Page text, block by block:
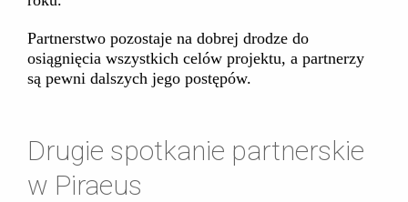
Partnerstwo pozostaje na dobrej drodze do
osiągnięcia wszystkich celów projektu, a partnerzy
są pewni dalszych jego postępów.
Drugie spotkanie partnerskie
w Piraeus